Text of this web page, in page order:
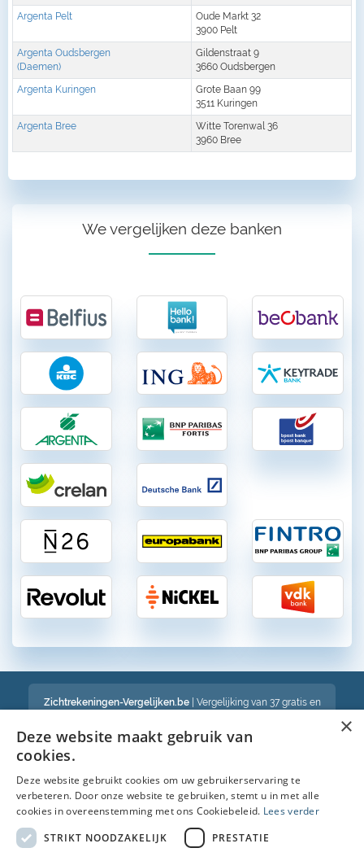
Argenta Pelt
Oude Markt 32
3900 Pelt
Argenta Oudsbergen
(Daemen)
Gildenstraat 9
3660 Oudsbergen
Argenta Kuringen
Grote Baan 99
3511 Kuringen
Argenta Bree
Witte Torenwal 36
3960 Bree
We vergelijken deze banken
Zichtrekeningen-Vergelijken.be| Vergelijking van 37 gratis en
Een volledig onafhankelijke vergelijking van gratis en betalende
bankrekeningen in België
Bekijk ook :
Spaarrekening
×
Deze website maakt gebruik van
cookies.
Deze website gebruikt cookies om uw gebruikerservaring te
verbeteren. Door onze website te gebruiken, stemt u in met alle
cookies in overeenstemming met ons Cookiebeleid. Lees verder
STRIKT NOODZAKELIJK
PRESTATIE